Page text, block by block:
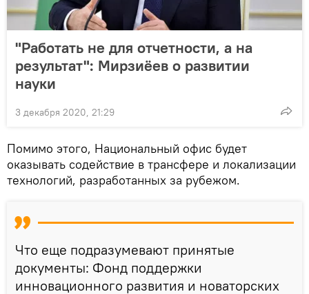
"Работать не для отчетности, а на
результат": Мирзиёев о развитии
науки
3 декабря 2020, 21:29
Помимо этого, Национальный офис будет
оказывать содействие в трансфере и локализации
технологий, разработанных за рубежом.
Что еще подразумевают принятые
документы: Фонд поддержки
инновационного развития и новаторских